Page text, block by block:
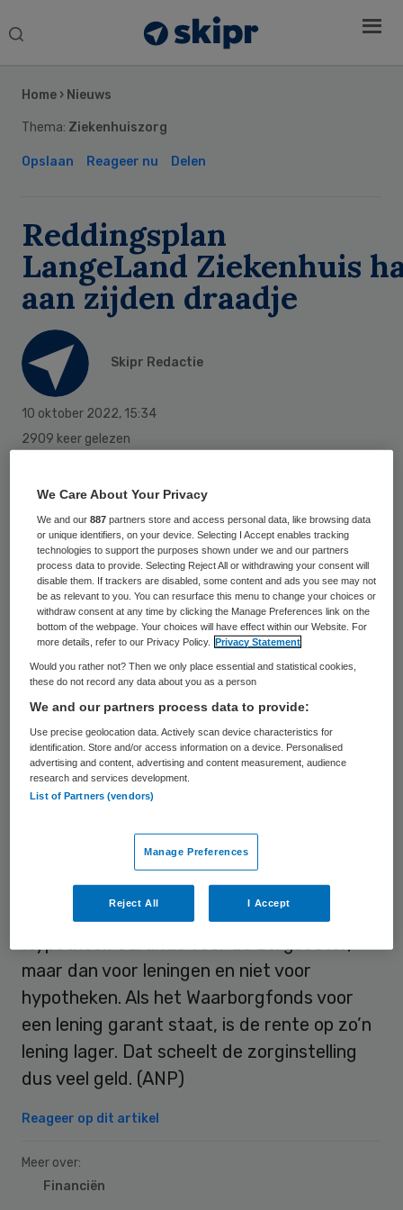
Search
Home › Nieuws
Thema: Ziekenhuiszorg
Opslaan Reageer nu Delen
Reddingsplan
LangeLand Ziekenhuis
aan zijden draadje
Skipr Redactie
10 oktober 2022, 15:34
2909 keer gelezen
LangeLand Ziekenhuis hangt aan een zijden
draadje, schrijft Omroep West. Reden: het
Waarborgfonds voor de Zorgsector ziet het
toekomstplan niet zitten en weigert
akkoord te gaan.
Dat bevestigen bronnen volgens de omroep.
Een erg belangrijk onderdeel van het
reddingsplan is een fusie met het
HagaZiekenhuis, maar het Waarborgfonds
is bang dat het Haga door zo’n fusie zelf
Garant staan
Het Waarborgfonds is een soort Nationale
maar dan voor leningen en niet voor
hypotheken. Als het Waarborgfonds voor
een lening garant staat, is de rente op zo’n
lening lager. Dat scheelt de zorginstelling
dus veel geld. (ANP)
Reageer op dit artikel
Meer over:
Financiën
Sidebar
We Care About Your Privacy
We and our887 partners store and access personal data, like browsing data
or unique identifiers, on your device. Selecting I Accept enables tracking
technologies to support the purposes shown under we and our partners
process data to provide. Selecting Reject All or withdrawing your consent will
disable them. If trackers are disabled, some content and ads you see may not
be as relevant to you. You can resurface this menu to change your choices or
withdraw consent at any time by clicking the Manage Preferences link on the
bottom of the webpage. Your choices will have effect within our Website. For
more details, refer to our Privacy Policy.
Privacy Statement
Would you rather not? Then we only place essential and statistical cookies,
these do not record any data about you as a person
We and our partners process data to provide:
Use precise geolocation data. Actively scan device characteristics for
identification. Store and/or access information on a device. Personalised
advertising and content, advertising and content measurement, audience
research and services development.
List of Partners (vendors)
Manage Preferences
Reject All I Accept